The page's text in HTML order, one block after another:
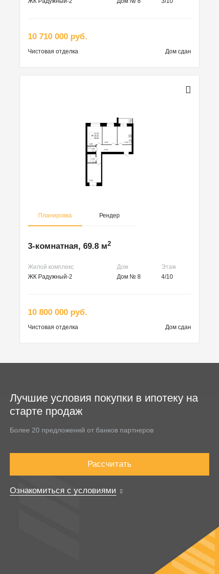
10 710 000 руб.
Чистовая отделка Дом сдан
Планировка Рендер
3-комнатная, 69.8 м2
Жилой комплекс Дом
Этаж
ЖК Радужный-2
Дом № 8 4/10
10 800 000 руб.
Чистовая отделка Дом сдан
Лучшие условия покупки в ипотеку на
старте продаж
Более 20 предложений от банков партнеров
Рассчитать
Ознакомиться с условиями